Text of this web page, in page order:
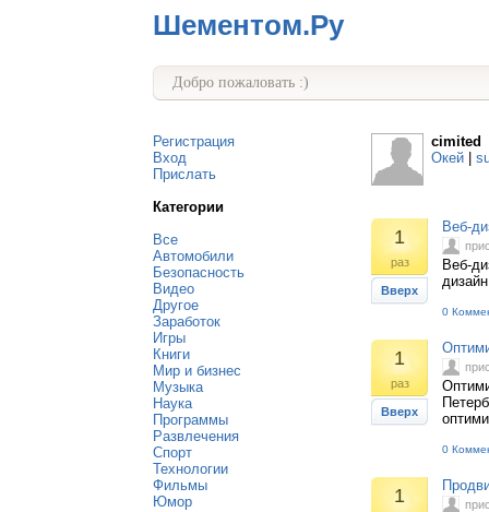
Шементом.Ру
Добро пожаловать :)
Регистрация
Вход
Прислать
Категории
Все
Автомобили
Безопасность
Видео
Другое
Заработок
Игры
Книги
Мир и бизнес
Музыка
Наука
Программы
Развлечения
Спорт
Технологии
Фильмы
Юмор
cimited
Окей
1
раз
Вверх
Веб-
Веб-
0
1
раз
Вверх
0
1